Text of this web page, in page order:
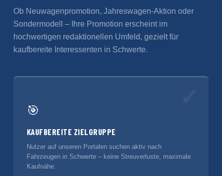
Ob Neuwagenpromotion, Jahreswagen-Aktion oder
Sondermodell – Ihre Promotion erscheint im
hochwertigen redaktionellen Umfeld, gezielt für
kaufbereite Interessenten in Schwerte.
🎯
KAUFBEREITE ZIELGRUPPE
Nutzer auf unseren Portalen suchen aktiv nach
Fahrzeugen in Schwerte – keine Streuverluste, maximale
Kaufnähe.